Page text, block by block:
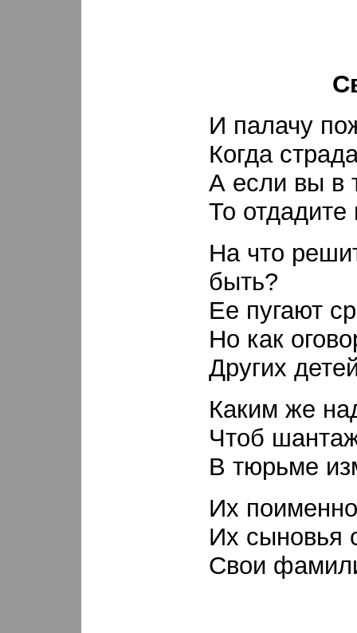
И палачу
Когда
А если вы в
То отдадите
На что
быть?
Ее пугают
Но как
Других
Каким же
Чтоб
В тюрьме
Их
Их сыновья
Свои